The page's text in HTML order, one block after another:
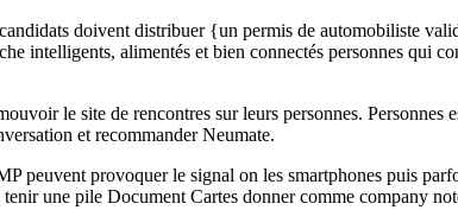
doivent distribuer {un permis de automobiliste
intelligents, alimentés et bien connectés personnes qui
le site de rencontres sur leurs personnes. Personnes
et recommander Neumate.
peuvent provoquer le signal on les smartphones puis
une pile Document Cartes donner comme company